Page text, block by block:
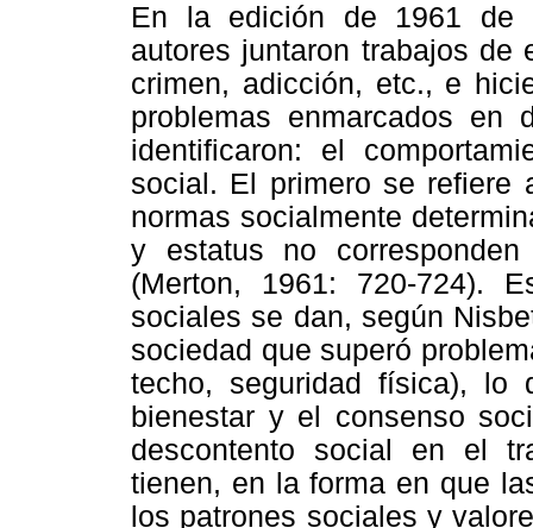
En la edición de 1961 de
autores juntaron trabajos de
crimen, adicción, etc., e
problemas enmarcados
identificaron: el
social. El primero se refiere
normas socialmente
y estatus no
(Merton, 1961: 720-724).
sociales se dan, según
sociedad que superó
techo, seguridad física), lo
bienestar y el consenso
descontento social en el
tienen, en la forma en que
los patrones sociales y